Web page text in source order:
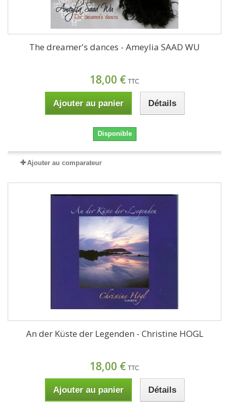
The dreamer's dances - Ameylia SAAD WU
18,00 € TTC
Ajouter au panier Détails
Disponible
Ajouter au comparateur
An der Küste der Legenden - Christine HOGL
18,00 € TTC
Ajouter au panier Détails